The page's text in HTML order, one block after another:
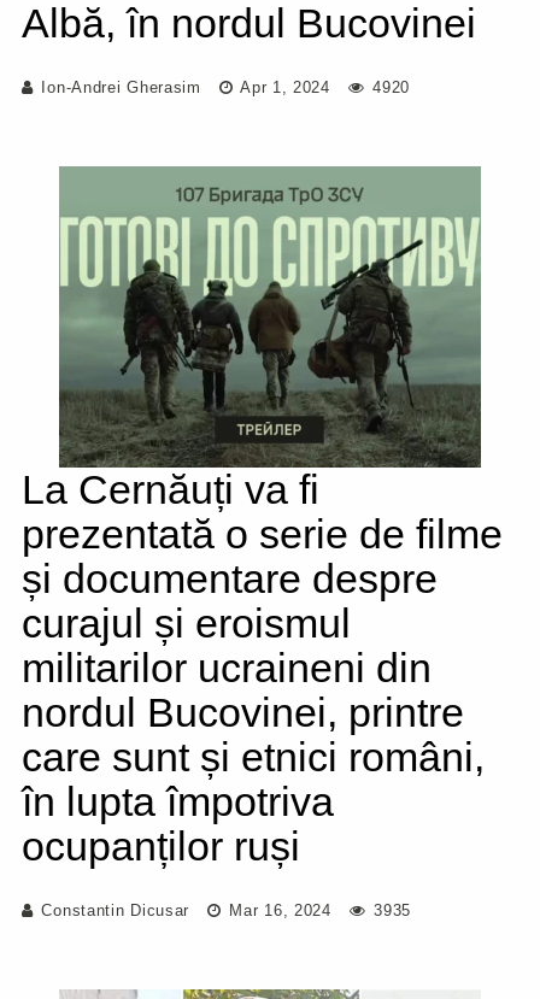
Albă, în nordul Bucovinei
Ion-Andrei Gherasim Apr 1, 2024 4920
La Cernăuți va fi
prezentată o serie de filme
și documentare despre
curajul și eroismul
militarilor ucraineni din
nordul Bucovinei, printre
care sunt și etnici români,
în lupta împotriva
ocupanților ruși
Constantin Dicusar Mar 16, 2024 3935